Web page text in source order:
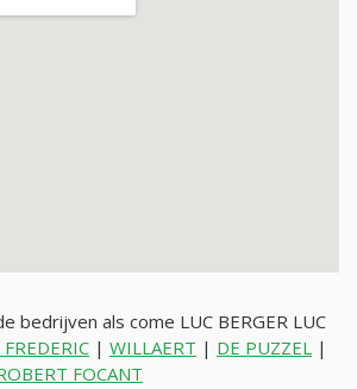
bedrijven als come LUC BERGER LUC
| WILLAERT | DE PUZZEL |
FOCANT